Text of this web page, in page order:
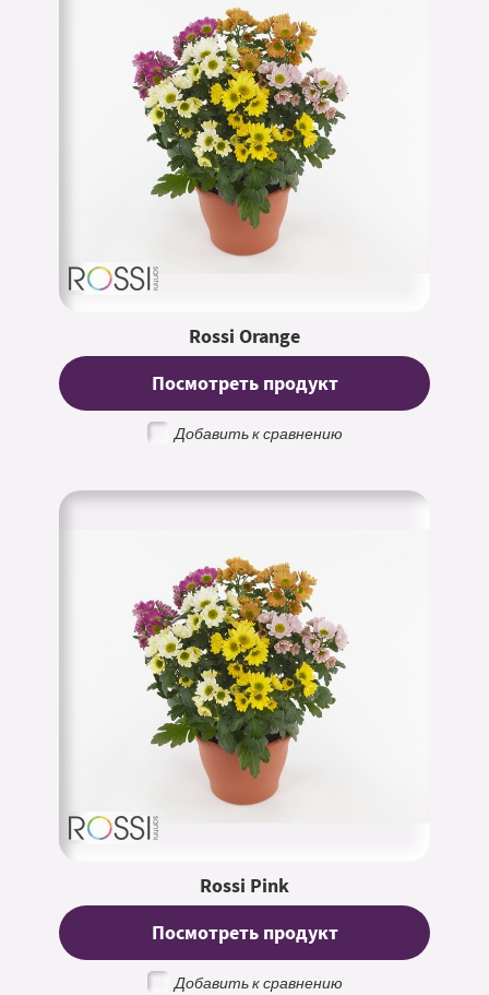
Rossi Orange
Посмотреть продукт
Добавить к сравнению
Rossi Pink
Посмотреть продукт
Добавить к сравнению